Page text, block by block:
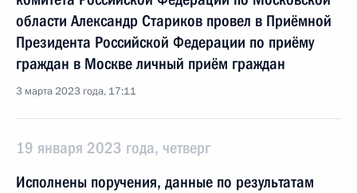
области Александр Стариков провел в Приёмной
Президента Российской Федерации по приёму
граждан в Москве личный приём граждан
3 марта 2023 года, 17:11
19 января 2023 года, четверг
Исполнены поручения, данные по результатам